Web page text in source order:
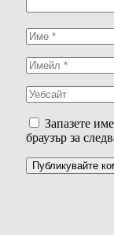
Запазете
браузър за